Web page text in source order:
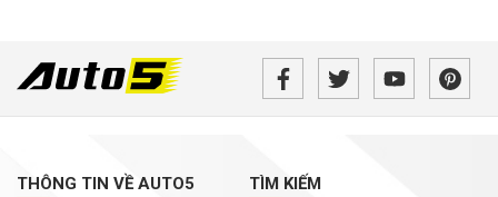
THÔNG TIN VỀ AUTO5 TÌM KIẾM